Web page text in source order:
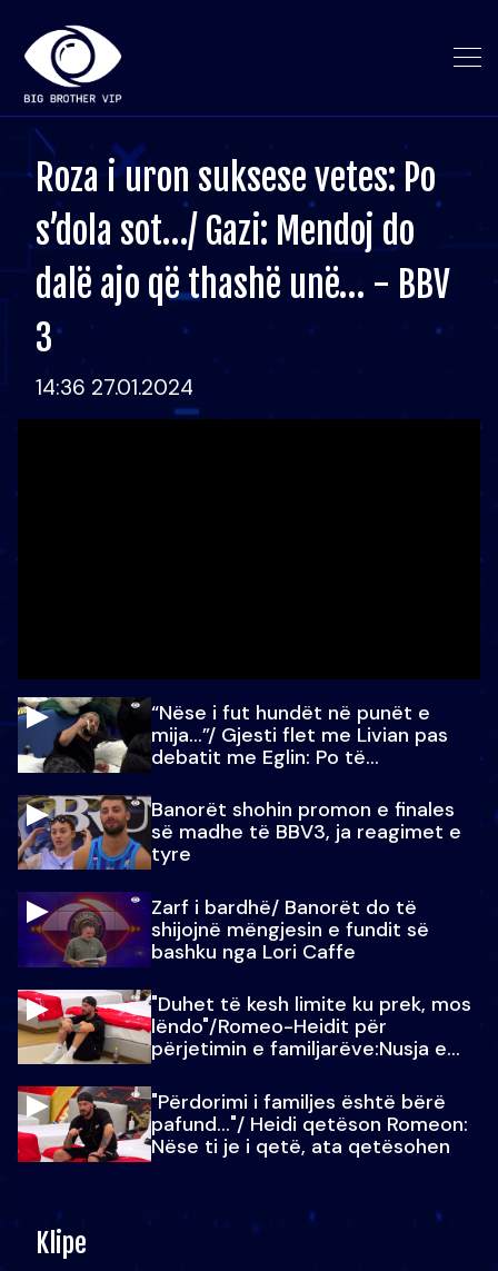
Roza i uron suksese vetes: Po
s’dola sot…/ Gazi: Mendoj do
dalë ajo që thashë unë… - BBV
3
14:36 27.01.2024
“Nëse i fut hundët në punët e
mija…”/ Gjesti flet me Livian pas
debatit me Eglin: Po të
Banorët shohin promon e finales
së madhe të BBV3, ja reagimet e
tyre
Zarf i bardhë/ Banorët do të
shijojnë mëngjesin e fundit së
bashku nga Lori Caffe
"Duhet të kesh limite ku prek, mos
lëndo"/Romeo-Heidit për
përjetimin e familjarëve:Nusja e
"Përdorimi i familjes është bërë
pafund…"/ Heidi qetëson Romeon:
Nëse ti je i qetë, ata qetësohen
Klipe